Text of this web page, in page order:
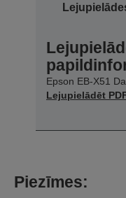
Epson EB-X51
Lejupielādēt
Piezīmes: